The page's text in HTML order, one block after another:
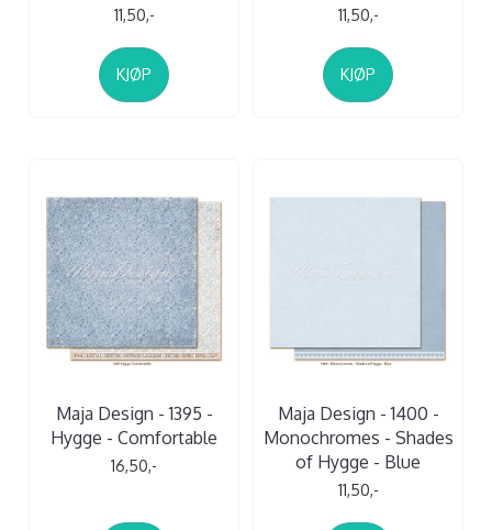
11,50,-
KJØP
11,50,-
KJØP
Maja Design - 1395 -
Hygge - Comfortable
16,50,-
Maja Design - 1400 -
Monochromes - Shades
of Hygge - Blue
11,50,-